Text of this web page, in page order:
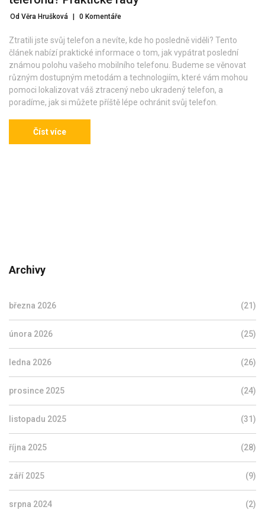
Od Věra Hrušková 0 Komentáře
Ztratili jste svůj telefon a nevíte, kde ho posledně viděli? Tento
článek nabízí praktické informace o tom, jak vypátrat poslední
známou polohu vašeho mobilního telefonu. Budeme se věnovat
různým dostupným metodám a technologiím, které vám mohou
pomoci lokalizovat váš ztracený nebo ukradený telefon, a
poradíme, jak si můžete příště lépe ochránit svůj telefon.
Číst více
Archivy
března 2026 (21)
února 2026 (25)
ledna 2026 (26)
prosince 2025 (24)
listopadu 2025 (31)
října 2025 (28)
září 2025 (9)
srpna 2024 (2)